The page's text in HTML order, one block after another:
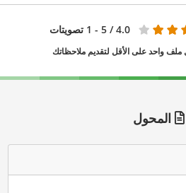
4.0 / 5 - 1 تصويتات
ملف واحد على الأقل لتقديم ملاحظاتك
المحول